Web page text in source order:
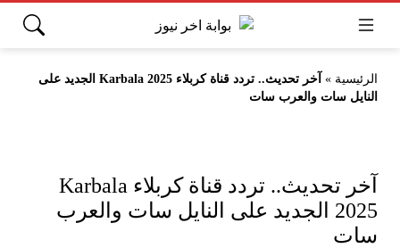
الرئيسية »
آخر تحديث.. تردد قناة كربلاء Karbala 2025 الجديد على
النايل سات والعرب سات
آخر تحديث.. تردد قناة كربلاء Karbala
2025 الجديد على النايل سات والعرب
سات